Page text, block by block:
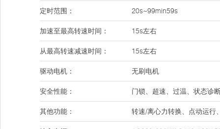
定时范围： 20s~99min59s
加速至最高转速时间： 15s左右
从最高转速减速时间： 15s左右
驱动电机： 无刷电机
安全性能： 门锁、超速、过温、状态诊
其他功能： 转速/离心力转换、点动运行